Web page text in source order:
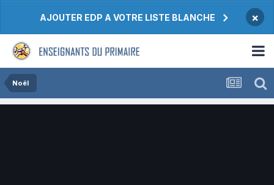
AJOUTER EDP A VOTRE LISTE BLANCHE ×
Noël